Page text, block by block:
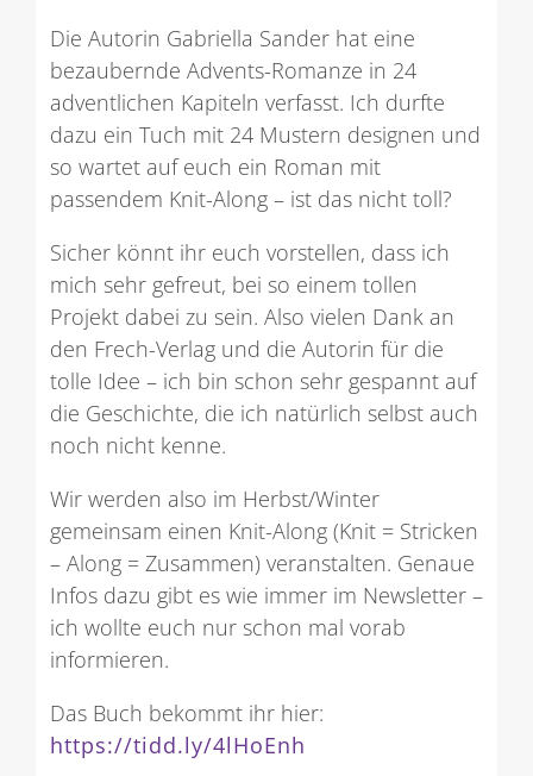
Die Autorin Gabriella Sander hat eine
bezaubernde Advents-Romanze in 24
adventlichen Kapiteln verfasst. Ich durfte
dazu ein Tuch mit 24 Mustern designen und
so wartet auf euch ein Roman mit
passendem Knit-Along – ist das nicht toll?
Sicher könnt ihr euch vorstellen, dass ich
mich sehr gefreut, bei so einem tollen
Projekt dabei zu sein. Also vielen Dank an
den Frech-Verlag und die Autorin für die
tolle Idee – ich bin schon sehr gespannt auf
die Geschichte, die ich natürlich selbst auch
noch nicht kenne.
Wir werden also im Herbst/Winter
gemeinsam einen Knit-Along (Knit = Stricken
– Along = Zusammen) veranstalten. Genaue
Infos dazu gibt es wie immer im Newsletter –
ich wollte euch nur schon mal vorab
informieren.
Das Buch bekommt ihr hier:
https://tidd.ly/4lHoEnh